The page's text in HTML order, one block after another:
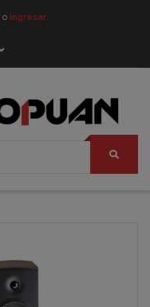
o Ingresar